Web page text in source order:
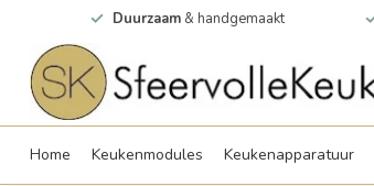
Duurzaam & handgemaakt
Home Keukenmodules Keukenapparatuur